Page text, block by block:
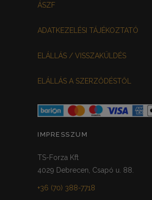
ÁSZF
ADATKEZELÉSI TÁJÉKOZTATÓ
ELÁLLÁS / VISSZAKÜLDÉS
ELÁLLÁS A SZERZŐDÉSTŐL
IMPRESSZUM
TS-Forza Kft
4029 Debrecen, Csapó u. 88.
+36 (70) 388-7718